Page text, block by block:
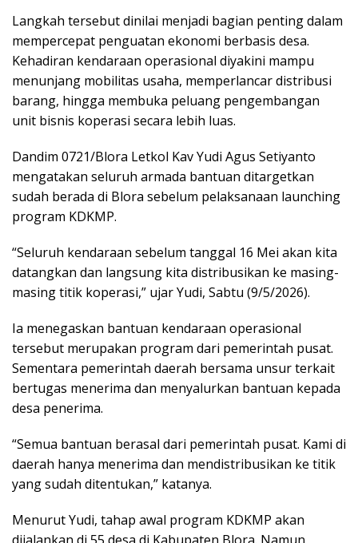
Langkah tersebut dinilai menjadi bagian penting dalam
mempercepat penguatan ekonomi berbasis desa.
Kehadiran kendaraan operasional diyakini mampu
menunjang mobilitas usaha, memperlancar distribusi
barang, hingga membuka peluang pengembangan
unit bisnis koperasi secara lebih luas.
Dandim 0721/Blora Letkol Kav Yudi Agus Setiyanto
mengatakan seluruh armada bantuan ditargetkan
sudah berada di Blora sebelum pelaksanaan launching
program KDKMP.
“Seluruh kendaraan sebelum tanggal 16 Mei akan kita
datangkan dan langsung kita distribusikan ke masing-
masing titik koperasi,” ujar Yudi, Sabtu (9/5/2026).
Ia menegaskan bantuan kendaraan operasional
tersebut merupakan program dari pemerintah pusat.
Sementara pemerintah daerah bersama unsur terkait
bertugas menerima dan menyalurkan bantuan kepada
desa penerima.
“Semua bantuan berasal dari pemerintah pusat. Kami di
daerah hanya menerima dan mendistribusikan ke titik
yang sudah ditentukan,” katanya.
Menurut Yudi, tahap awal program KDKMP akan